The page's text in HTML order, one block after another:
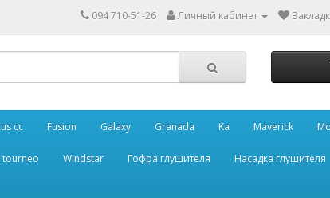
094 710-51-26 Личный кабинет
cc Fusion Galaxy Granada Ka Maverick
tourneo Windstar Гофра глушителя Насадка глушителя